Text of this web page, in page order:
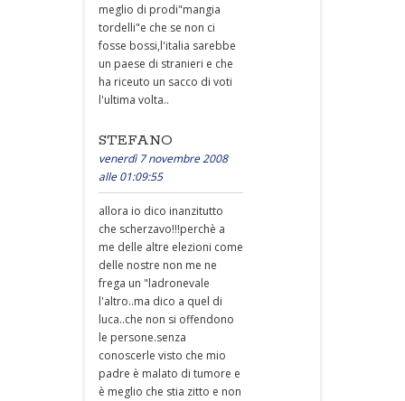
meglio di prodi"mangia
tordelli"e che se non ci
fosse bossi,l'italia sarebbe
un paese di stranieri e che
ha riceuto un sacco di voti
l'ultima volta..
STEFANO
venerdì 7 novembre 2008
alle 01:09:55
allora io dico inanzitutto
che scherzavo!!!perchè a
me delle altre elezioni come
delle nostre non me ne
frega un "ladronevale
l'altro..ma dico a quel di
luca..che non si offendono
le persone.senza
conoscerle visto che mio
padre è malato di tumore e
è meglio che stia zitto e non